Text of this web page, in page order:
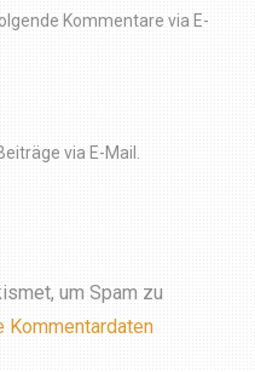
Kommentare via E-
via E-Mail.
um Spam zu
Kommentardaten